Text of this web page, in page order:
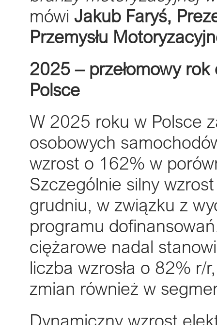
mówi Jakub Faryś,
Przemysłu
2025 – przełomowy
Polsce
W 2025 roku w Polsce
osobowych
wzrost o 162% w
Szczególnie silny
grudniu, w związku z
programu
ciężarowe nadal
liczba wzrosła o 82%
zmian również w
Dynamiczny wzrost